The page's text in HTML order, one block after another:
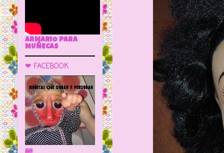
ARMARIO PARA
MUÑECAS
❤ FACEBOOK